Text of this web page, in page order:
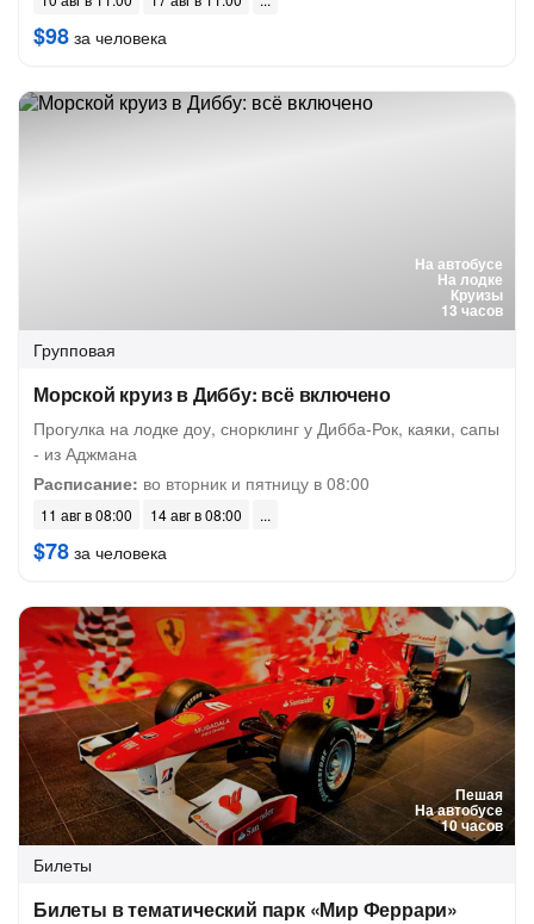
$98 за человека
На автобусе
На лодке
Круизы
13 часов
Групповая
Морской круиз в Диббу: всё включено
Прогулка на лодке доу, снорклинг у Дибба-Рок, каяки, сапы
- из Аджмана
Расписание: во вторник и пятницу в 08:00
11 авг в 08:00 14 авг в 08:00
$78 за человека
Пешая
На автобусе
10 часов
Билеты
Билеты в тематический парк «Мир Феррари»